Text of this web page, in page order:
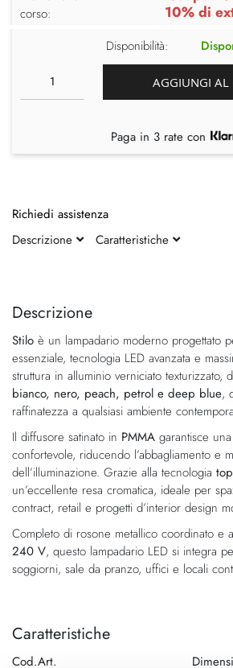
alla
della
galleria
di
immagini
all'inizio
galleria
di
immagini
Descrizione
Stiloè un lampadario moderno progettato
essenziale, tecnologia LED avanzata e
struttura in alluminio verniciato texturizzato,
bianco, nero, peach, petrol e deep blue,
raffinatezza a qualsiasi ambiente
Il diffusore satinato inPMMAgarantisce
confortevole, riducendo l’abbagliamento e
dell’illuminazione. Grazie alla tecnologia
un’eccellente resa cromatica, ideale per
contract, retail e progetti d’interior design
Completo di rosone metallico coordinato e
240 V, questo lampadario LED si integra
Caratteristiche
Promozione in
Coupon
Disponibilità:
AGGIUNGI AL
Paga in 3 rate con
Richiedi assistenza